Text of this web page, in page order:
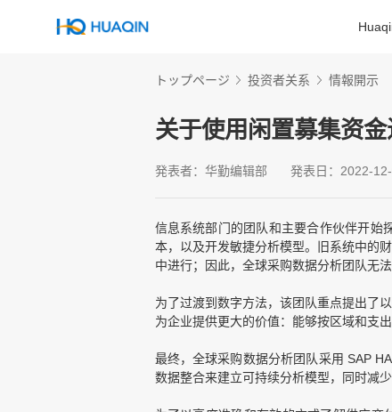
トップページ 投资者关系 情報開示
关于使用闲置募集资
発表者：华勤编辑部 発表日：2022-
信息系统部门的团队和主要合作伙伴开始
本，以及开发敏捷分析模型。旧系统中的
中进行；因此，全球采购数据分析团队无
为了过渡到数字方法，该团队重点提出了
为企业提供更大的价值：能够按区域和支
最终，全球采购数据分析团队采用 SAP
数据整合来建立可持续分析模型，同时减少